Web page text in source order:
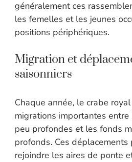
généralement ces
les femelles et les jeunes
positions périphériques.
Migration et
saisonniers
Chaque année, le crabe
migrations importantes entre
peu profondes et les fonds
profonds. Ces
rejoindre les aires de ponte